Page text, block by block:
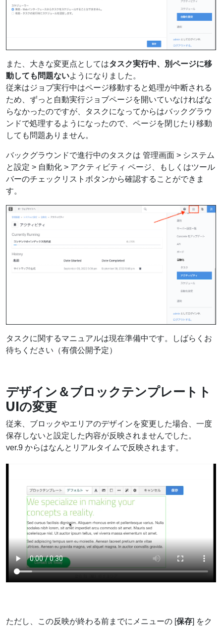
また、大きな変更点としてはタスク実行中、別ページに移
動しても問題ないようになりました。
従来はジョブ実行中はページ移動すると処理が中断される
ため、ずっと自動実行ジョブページを開いていなければな
らなかったのですが、タスクになってからはバックグラウ
ンドで処理するようになったので、ページを閉じたり移動
しても問題ありません。
バックグラウンドで進行中のタスクは 管理画面 > システム
と設定 > 自動化 > アクティビティ ページ、もしくはツール
バーのチェックリストボタンから確認することができま
す。
タスクに関するマニュアルは現在準備中です。しばらくお
待ちください（有償公開予定）
デザイン＆ブロックテンプレートト
UIの変更
従来、ブロックやエリアのデザインを変更した場合、一度
保存しないと設定した内容が反映されませんでした。
ver.9 からはなんとリアルタイムで反映されます。
ただし、この反映が終わる前までにメニューの [保存] をク